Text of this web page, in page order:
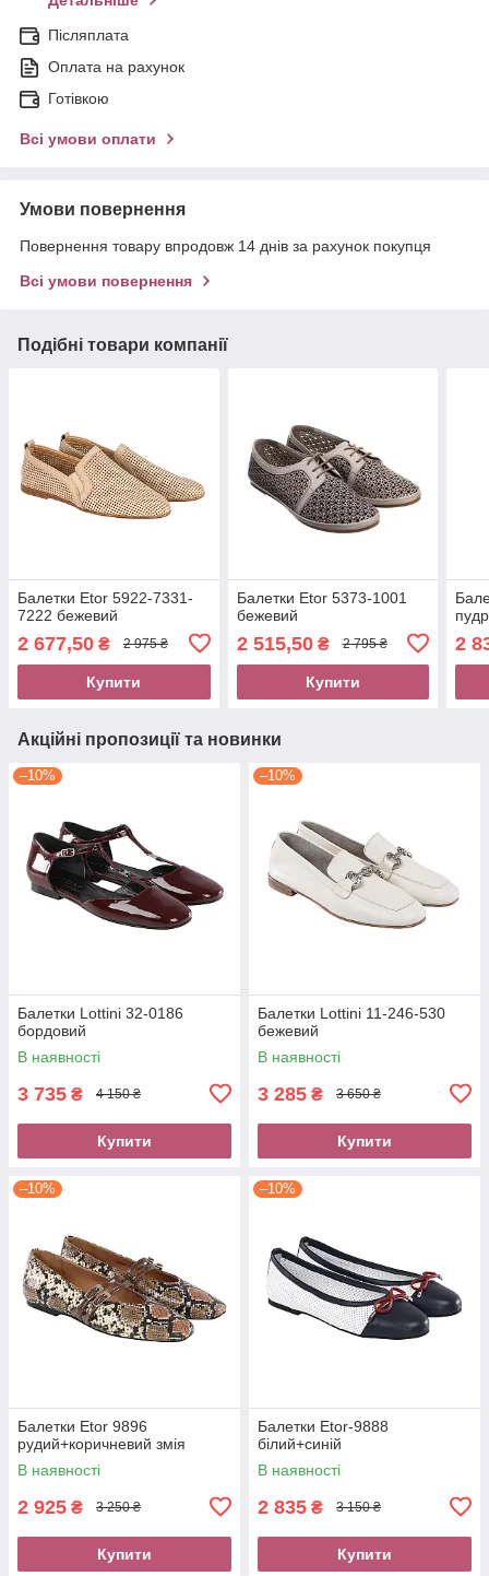
Післяплата
Оплата на рахунок
Готівкою
Всі умови оплати
Умови повернення
Повернення товару впродовж 14 днів за рахунок покупця
Всі умови повернення
Подібні товари компанії
Балетки Etor 5922-7331-
7222 бежевий
2 677,50 ₴ 2 975 ₴
Купити
Балетки Etor 5373-1001
бежевий
2 515,50₴ 2 795 ₴
Купити
2
Акційні пропозиції та новинки
–10%
Балетки Lottini 32-0186
бордовий
В наявності
3 735 ₴ 4 150 ₴
Купити
–10%
Балетки Lottini 11-246-530
бежевий
В наявності
3 285 ₴ 3 650 ₴
Купити
–10%
Балетки Etor 9896
рудий+коричневий змія
В наявності
2 925 ₴ 3 250 ₴
Купити
–10%
Балетки Etor-9888
білий+синій
В наявності
2 835 ₴ 3 150 ₴
Купити